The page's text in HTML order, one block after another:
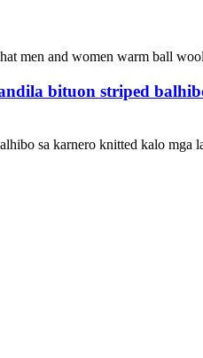
bituon striped
sa karnero knitted kalo mga